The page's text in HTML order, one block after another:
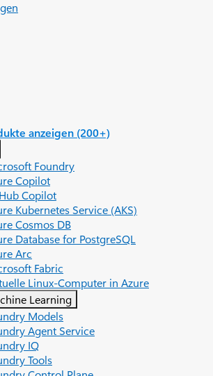
anzeigen (200+)
Foundry
Copilot
Copilot
Kubernetes Service (AKS)
Cosmos DB
Database for PostgreSQL
Arc​
Fabric
Linux-Computer in Azure
Learning
Models
Agent Service
IQ
Tools